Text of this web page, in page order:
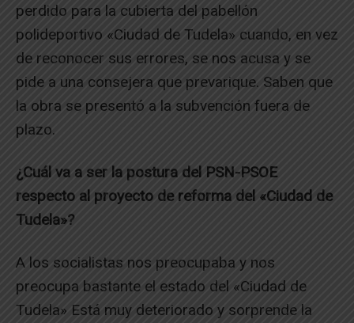
perdido para la cubierta del pabellón
polideportivo «Ciudad de Tudela» cuando, en vez
de reconocer sus errores, se nos acusa y se
pide a una consejera que prevarique. Saben que
la obra se presentó a la subvención fuera de
plazo.
¿Cuál va a ser la postura del PSN-PSOE
respecto al proyecto de reforma del «Ciudad de
Tudela»?
A los socialistas nos preocupaba y nos
preocupa bastante el estado del «Ciudad de
Tudela» Está muy deteriorado y sorprende la